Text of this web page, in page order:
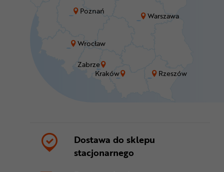
Kraków
Poznań
Rzeszów
Warszawa
Wrocław
Zabrze
Dostawa do sklepu
stacjonarnego